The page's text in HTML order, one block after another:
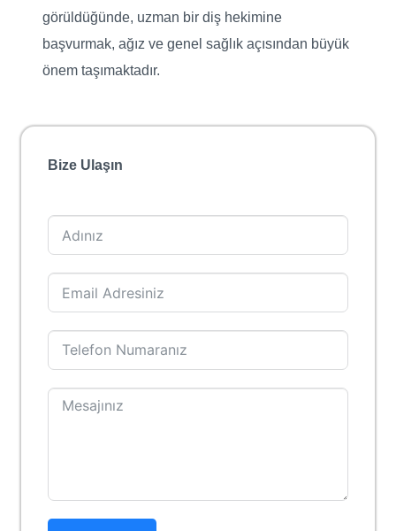
görüldüğünde, uzman bir diş hekimine
başvurmak, ağız ve genel sağlık açısından büyük
önem taşımaktadır.
Bize Ulaşın